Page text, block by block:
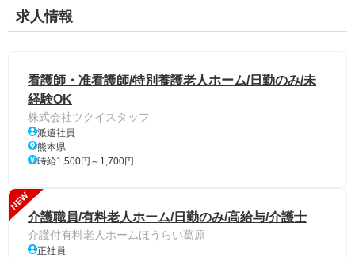
求人情報
看護師・准看護師/特別養護老人ホーム/日勤のみ/未
経験OK
株式会社ツクイスタッフ
派遣社員
熊本県
時給1,500円～1,700円
NEW
介護職員/有料老人ホーム/日勤のみ/高給与/介護士
介護付有料老人ホームほうらい葛原
正社員